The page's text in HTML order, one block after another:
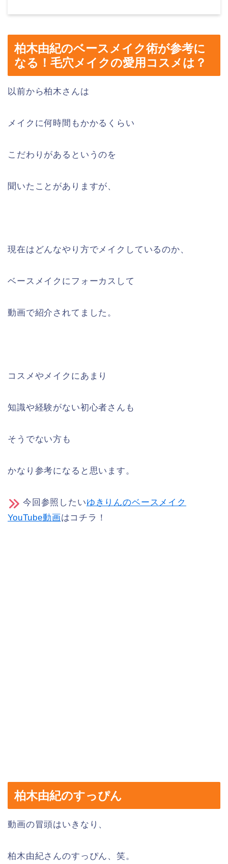
柏木由紀のベースメイク術が参考に
なる！毛穴メイクの愛用コスメは？
以前から柏木さんは
メイクに何時間もかかるくらい
こだわりがあるというのを
聞いたことがありますが、
現在はどんなやり方でメイクしているのか、
ベースメイクにフォーカスして
動画で紹介されてました。
コスメやメイクにあまり
知識や経験がない初心者さんも
そうでない方も
かなり参考になると思います。
今回参照したいゆきりんのベースメイク
YouTube動画はコチラ！
柏木由紀のすっぴん
動画の冒頭はいきなり、
柏木由紀さんのすっぴん、笑。